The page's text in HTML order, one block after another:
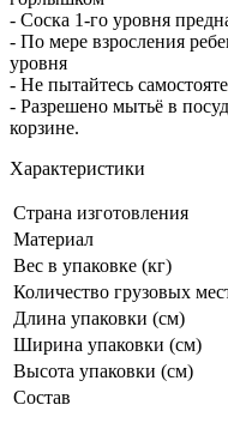
- Соска 1-го уровня
- По мере взросления
уровня
- Не пытайтесь
- Разрешено мытьё в
корзине.
Характеристики
Страна изготовления
Материал
Вес в упаковке (кг)
Количество грузовых
Длина упаковки (см)
Ширина упаковки (см)
Высота упаковки (см)
Состав